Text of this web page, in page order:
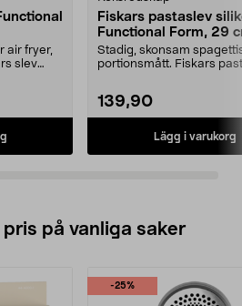
air fryer,
slev
Fiskars pastaslev
Functional Form, 29
Stadig, skonsam
portionsmått. Fiskars
139,90
Lägg i varukorg
på vanliga saker
-25%